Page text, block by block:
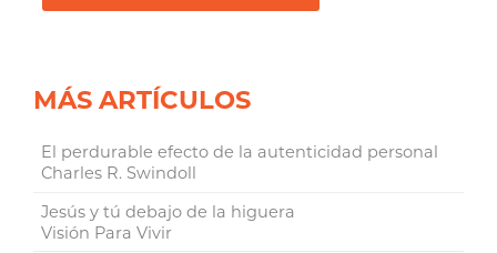
MÁS ARTÍCULOS
El perdurable efecto de la autenticidad personal
Charles R. Swindoll
Jesús y tú debajo de la higuera
Visión Para Vivir